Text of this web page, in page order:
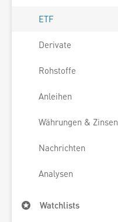
ETF
Derivate
Rohstoffe
Anleihen
Währungen & Zinsen
Nachrichten
Analysen
Watchlists